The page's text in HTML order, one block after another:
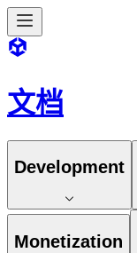
文档
Development
Monetization